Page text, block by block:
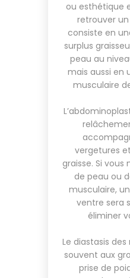
ou esthétique
retrouver un
consiste en
surplus
peau au
mais aussi en
musculaire
vergetures
graisse. Si vous
de peau ou
musculaire,
ventre sera
éliminer
Le diastasis
souvent aux
prise de